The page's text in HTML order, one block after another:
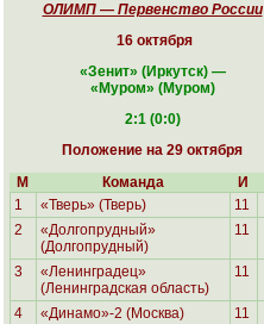
ОЛИМП — Первенство России
16 октября
«Зенит» (Иркутск) —
«Муром» (Муром)
2:1 (0:0)
Положение на 29 октября
М
Команда И
1
«Тверь» (Тверь) 11
2
«Долгопрудный»
(Долгопрудный)
11
3
«Ленинградец»
(Ленинградская область)
11
4 «Динамо»-2 (Москва) 11